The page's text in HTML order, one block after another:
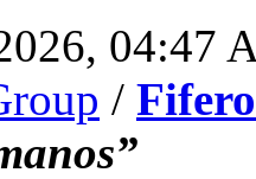
04:47
/